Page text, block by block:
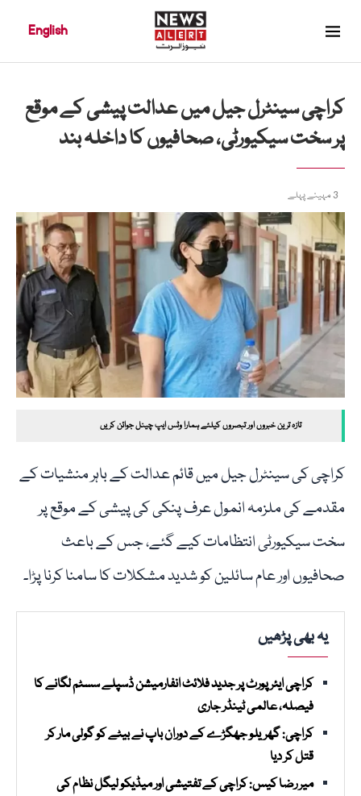
English
کراچی سینٹرل جیل میں عدالت پیشی کے موقع
پر سخت سیکیورٹی، صحافیوں کا داخلہ بند
3 مہینے پہلے
تازہ ترین خبروں اور تبصروں کیلئے ہمارا وٹس ایپ چینل جوائن کریں
کراچی کی سینٹرل جیل میں قائم عدالت کے باہر منشیات کے
مقدمے کی ملزمہ انمول عرف پنکی کی پیشی کے موقع پر
سخت سیکیورٹی انتظامات کیے گئے، جس کے باعث
صحافیوں اور عام سائلین کو شدید مشکلات کا سامنا کرنا پڑا۔
یہ بھی پڑھیں
کراچی ایئرپورٹ پر جدید فلائٹ انفارمیشن ڈسپلے سسٹم لگانے کا
فیصلہ، عالمی ٹینڈر جاری
کراچی: گھریلو جھگڑے کے دوران باپ نے بیٹے کو گولی مار کر
قتل کر دیا
میر رضا کیس: کراچی کے تفتیشی اور میڈیکو لیگل نظام کی